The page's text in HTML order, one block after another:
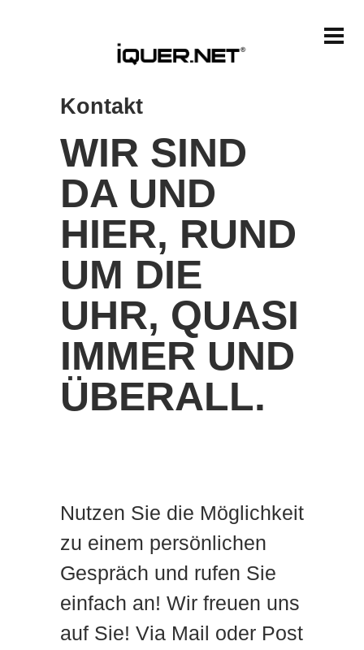
Kontakt
WIR SIND
DA UND
HIER, RUND
UM DIE
UHR, QUASI
IMMER UND
ÜBERALL.
Nutzen Sie die Möglichkeit
zu einem persönlichen
Gespräch und rufen Sie
einfach an! Wir freuen uns
auf Sie! Via Mail oder Post